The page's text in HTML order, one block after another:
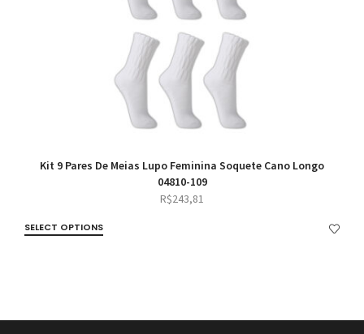
Kit 9 Pares De Meias Lupo Feminina Soquete Cano Longo
04810-109
R$243,81
SELECT OPTIONS